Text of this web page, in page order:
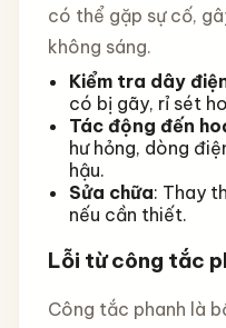
có thể gặp sự cố,
không sáng.
Kiểm tra dây
có bị gãy, rỉ sét
Tác động đến
hư hỏng, dòng
hậu.
Sửa chữa: Thay
nếu cần thiết.
Lỗi từ công tắc
Công tắc phanh là